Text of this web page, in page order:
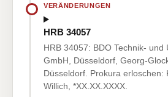
VERÄNDERUNGEN
HRB 34057
HRB 34057: BDO Technik- und
GmbH, Düsseldorf, Georg-
Düsseldorf. Prokura erloschen:
Willich, *XX.XX.XXXX.